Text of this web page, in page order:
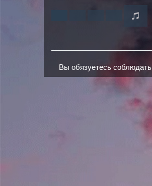
Вы обязуетесь соблюдать